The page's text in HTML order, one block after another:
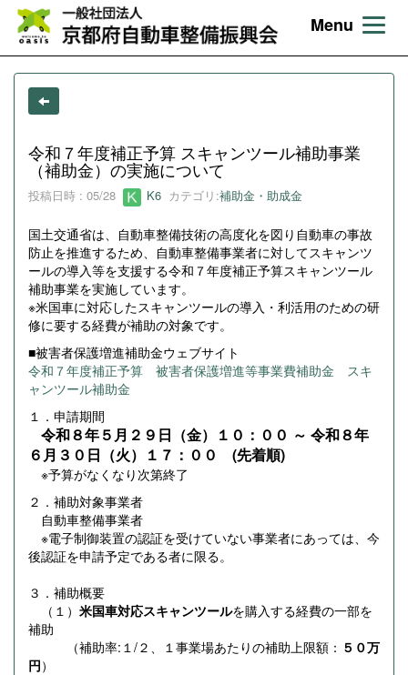
Menu
令和７年度補正予算 スキャンツール補助事業
（補助金）の実施について
投稿日時 : 05/28 K6 カテゴリ:補助金・助成金
国土交通省は、自動車整備技術の高度化を図り自動車の事故
防止を推進するため、自動車整備事業者に対してスキャンツ
ールの導入等を支援する令和７年度補正予算スキャンツール
補助事業を実施しています。
※米国車に対応したスキャンツールの導入・利活用のための研
修に要する経費が補助の対象です。
■被害者保護増進補助金ウェブサイト
令和７年度補正予算 被害者保護増進等事業費補助金 スキ
ャンツール補助金
１．申請期間
令和８年５月２９日（金）１０：００ ～ 令和８年
６月３０日（火）１７：００ (先着順)
※予算がなくなり次第終了
２．補助対象事業者
自動車整備事業者
※電子制御装置の認証を受けていない事業者にあっては、今
後認証を申請予定である者に限る。
３．補助概要
（１） 米国車対応スキャンツールを購入する経費の一部を
補助
（補助率:１/２、１事業場あたりの補助上限額： ５０万
円）